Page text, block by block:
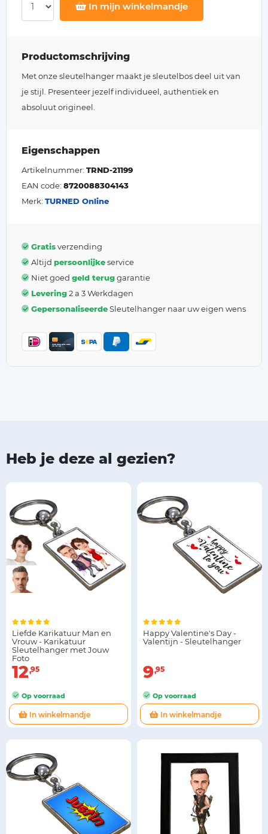
In mijn winkelmandje
Productomschrijving
Met onze sleutelhanger maakt je sleutelbos deel uit van
je stijl. Presenteer jezelf individueel, authentiek en
absoluut origineel.
Eigenschappen
Artikelnummer: TRND-21199
EAN code: 8720088304143
Merk: TURNED Online
Gratisverzending
Altijd persoonlijkeservice
Niet goed geld teruggarantie
Levering2 a 3 Werkdagen
GepersonaliseerdeSleutelhanger naar uw eigen wens
Heb je deze al gezien?
Liefde Karikatuur Man en
Vrouw - Karikatuur
Sleutelhanger met Jouw
Foto
12 95
Op voorraad
In winkelmandje
Happy Valentine's Day -
Valentijn - Sleutelhanger
9 95
Op voorraad
In winkelmandje